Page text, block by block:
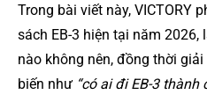
Trong bài viết này, VICTORY
sách EB-3 hiện tại năm 2026,
nào không nên, đồng thời
biến như “có ai đi EB-3 thành